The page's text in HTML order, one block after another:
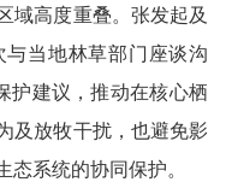
域高度重叠。张发起及
当地林草部门座谈沟
护建议，推动在核心栖
及放牧干扰，也避免影
态系统的协同保护。